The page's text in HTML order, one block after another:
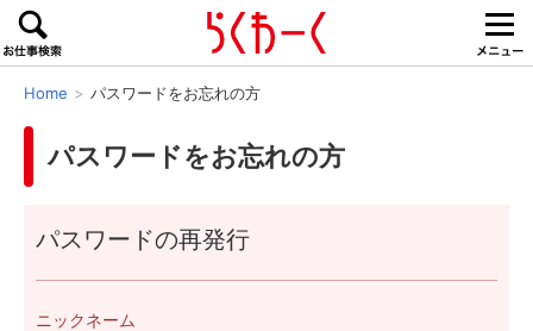
Home パスワードをお忘れの方
パスワードをお忘れの方
パスワードの再発行
ニックネーム